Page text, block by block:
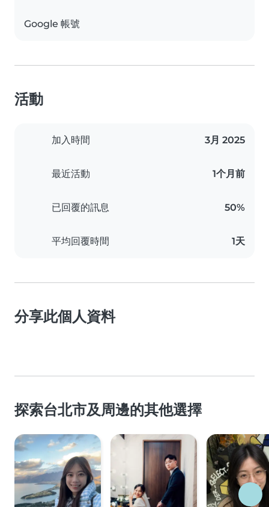
Google 帳號
活動
加入時間 3月 2025
最近活動 1个月前
已回覆的訊息 50%
平均回覆時間 1天
分享此個人資料
探索台北市及周邊的其他選擇